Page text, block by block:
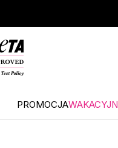
PROMOCJA